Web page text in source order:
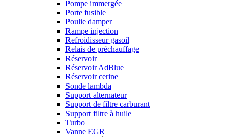
Pompe immergée
Porte fusible
Poulie damper
Rampe injection
Refroidisseur gasoil
Relais de préchauffage
Réservoir
Réservoir AdBlue
Réservoir cerine
Sonde lambda
Support alternateur
Support de filtre carburant
Support filtre à huile
Turbo
Vanne EGR